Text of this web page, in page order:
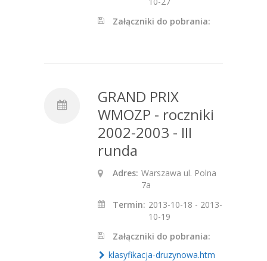
Załączniki do pobrania:
GRAND PRIX
WMOZP - roczniki
2002-2003 - III
runda
Adres: Warszawa ul. Polna
7a
Termin: 2013-10-18 - 2013-
10-19
Załączniki do pobrania:
klasyfikacja-druzynowa.htm